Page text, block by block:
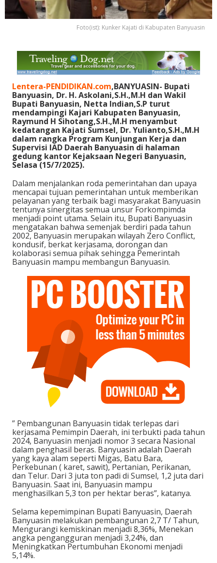
Foto(ist): Kunker Kajati di Kabupaten Banyuasin
Lentera-PENDIDIKAN.com,BANYUASIN- Bupati
Banyuasin, Dr. H. Askolani,S.H.,M.H dan Wakil
Bupati Banyuasin, Netta Indian,S.P turut
mendampingi Kajari Kabupaten Banyuasin,
Raymund H Sihotang,S.H.,M.H menyambut
kedatangan Kajati Sumsel, Dr. Yulianto,S.H.,M.H
dalam rangka Program Kunjungan Kerja dan
Supervisi IAD Daerah Banyuasin di halaman
gedung kantor Kejaksaan Negeri Banyuasin,
Selasa (15/7/2025).
Dalam menjalankan roda pemerintahan dan upaya
mencapai tujuan pemerintahan untuk memberikan
pelayanan yang terbaik bagi masyarakat Banyuasin
tentunya sinergitas semua unsur Forkompimda
menjadi point utama. Selain itu, Bupati Banyuasin
mengatakan bahwa semenjak berdiri pada tahun
2002, Banyuasin merupakan wilayah Zero Conflict,
kondusif, berkat kerjasama, dorongan dan
kolaborasi semua pihak sehingga Pemerintah
Banyuasin mampu membangun Banyuasin.
” Pembangunan Banyuasin tidak terlepas dari
kerjasama Pemimpin Daerah, ini terbukti pada tahun
2024, Banyuasin menjadi nomor 3 secara Nasional
dalam penghasil beras. Banyuasin adalah Daerah
yang kaya alam seperti Migas, Batu Bara,
Perkebunan ( karet, sawit), Pertanian, Perikanan,
dan Telur. Dari 3 juta ton padi di Sumsel, 1,2 juta dari
Banyuasin. Saat ini, Banyuasin mampu
menghasilkan 5,3 ton per hektar beras”, katanya.
Selama kepemimpinan Bupati Banyuasin, Daerah
Banyuasin melakukan pembangunan 2,7 T/ Tahun,
Mengurangi kemiskinan menjadi 8,36%, Menekan
angka pengangguran menjadi 3,24%, dan
Meningkatkan Pertumbuhan Ekonomi menjadi
5,14%.